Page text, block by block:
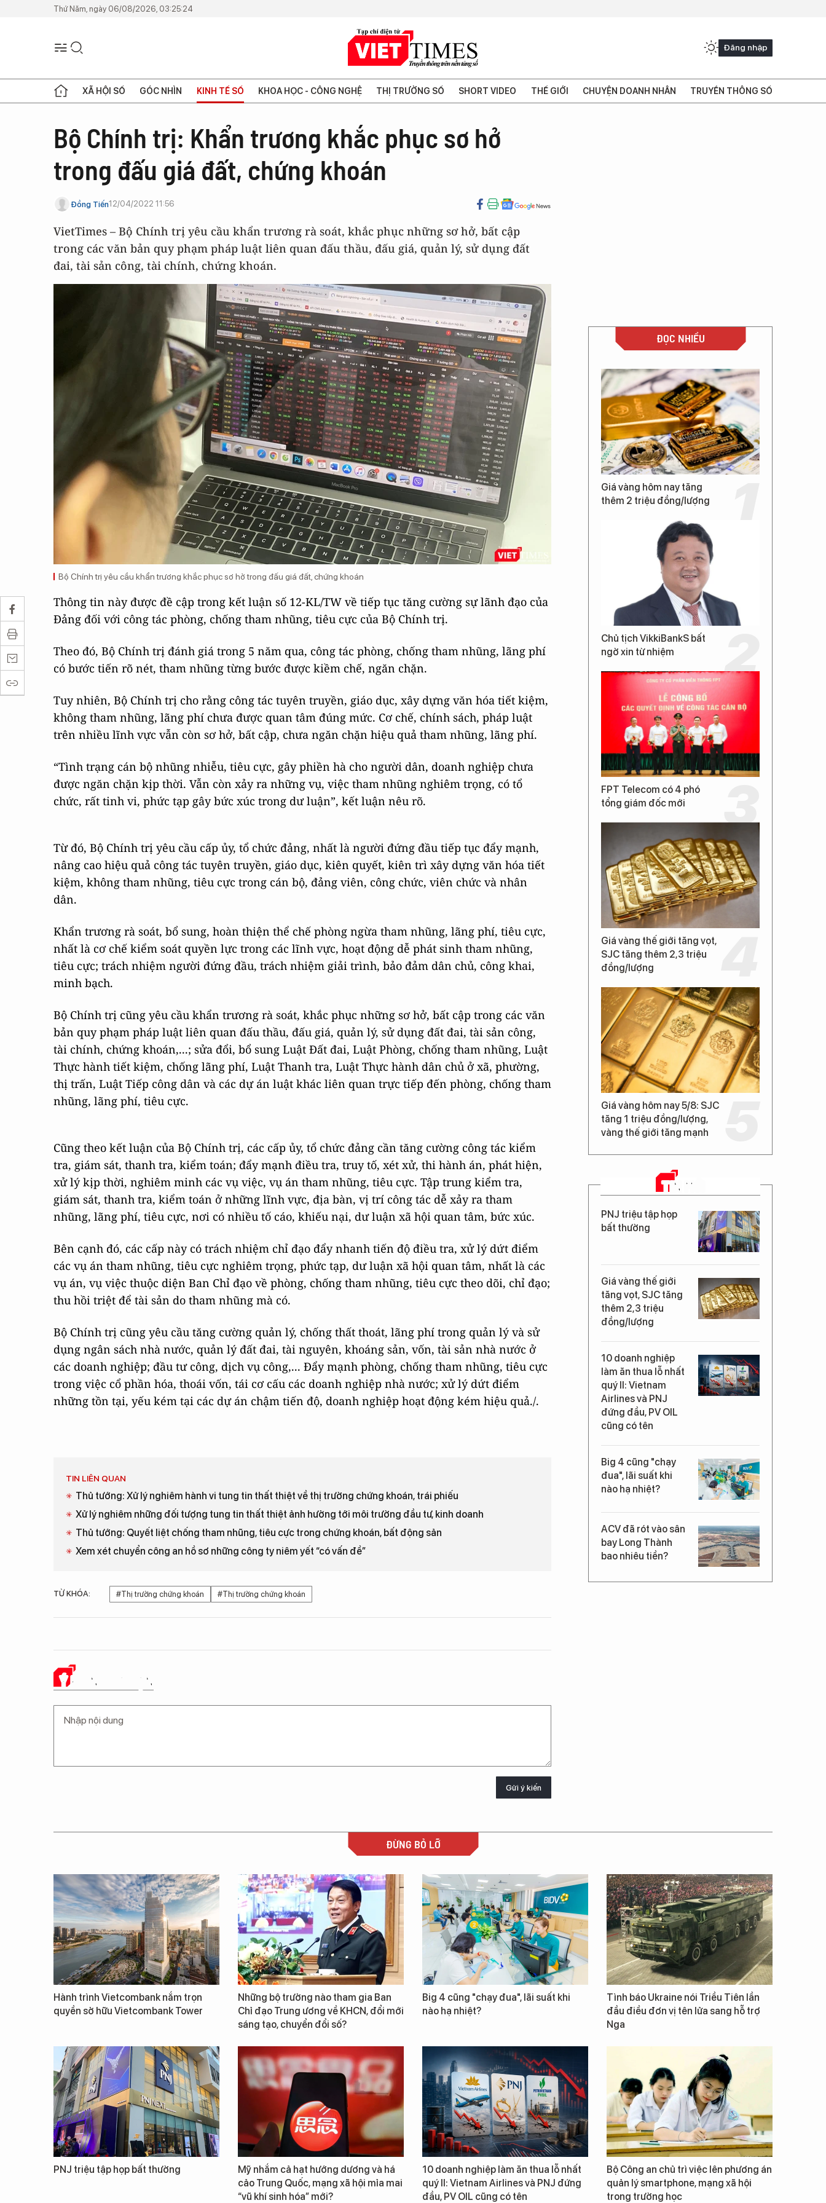
Thứ Năm, ngày 06/08/2026, 03:25:24
Đăng nhập
XÃ HỘI SỐ GÓC NHÌN KINH TẾ SỐ KHOA HỌC - CÔNG NGHỆ THỊ TRƯỜNG SỐ SHORT VIDEO THẾ GIỚI CHUYỆN DOANH NHÂN TRUYỀN THÔNG SỐ
Bộ Chính trị: Khẩn trương khắc phục sơ hở
trong đấu giá đất, chứng khoán
Đồng Tiến12/04/2022 11:56
VietTimes – Bộ Chính trị yêu cầu khẩn trương rà soát, khắc phục những sơ hở, bất cập
trong các văn bản quy phạm pháp luật liên quan đấu thầu, đấu giá, quản lý, sử dụng đất
đai, tài sản công, tài chính, chứng khoán.
Bộ Chính trị yêu cầu khẩn trương khắc phục sơ hở trong đấu giá đất, chứng khoán
Thông tin này được đề cập trong kết luận số 12-KL/TW về tiếp tục tăng cường sự lãnh đạo của
Đảng đối với công tác phòng, chống tham nhũng, tiêu cực của Bộ Chính trị.
Theo đó, Bộ Chính trị đánh giá trong 5 năm qua, công tác phòng, chống tham nhũng, lãng phí
có bước tiến rõ nét, tham nhũng từng bước được kiềm chế, ngăn chặn.
Tuy nhiên, Bộ Chính trị cho rằng công tác tuyên truyền, giáo dục, xây dựng văn hóa tiết kiệm,
không tham nhũng, lãng phí chưa được quan tâm đúng mức. Cơ chế, chính sách, pháp luật
trên nhiều lĩnh vực vẫn còn sơ hở, bất cập, chưa ngăn chặn hiệu quả tham nhũng, lãng phí.
“Tình trạng cán bộ nhũng nhiễu, tiêu cực, gây phiền hà cho người dân, doanh nghiệp chưa
được ngăn chặn kịp thời. Vẫn còn xảy ra những vụ, việc tham nhũng nghiêm trọng, có tổ
chức, rất tinh vi, phức tạp gây bức xúc trong dư luận”, kết luận nêu rõ.
Từ đó, Bộ Chính trị yêu cầu cấp ủy, tổ chức đảng, nhất là người đứng đầu tiếp tục đẩy mạnh,
nâng cao hiệu quả công tác tuyên truyền, giáo dục, kiên quyết, kiên trì xây dựng văn hóa tiết
kiệm, không tham nhũng, tiêu cực trong cán bộ, đảng viên, công chức, viên chức và nhân
dân.
Khẩn trương rà soát, bổ sung, hoàn thiện thể chế phòng ngừa tham nhũng, lãng phí, tiêu cực,
nhất là cơ chế kiểm soát quyền lực trong các lĩnh vực, hoạt động dễ phát sinh tham nhũng,
tiêu cực; trách nhiệm người đứng đầu, trách nhiệm giải trình, bảo đảm dân chủ, công khai,
minh bạch.
Bộ Chính trị cũng yêu cầu khẩn trương rà soát, khắc phục những sơ hở, bất cập trong các văn
bản quy phạm pháp luật liên quan đấu thầu, đấu giá, quản lý, sử dụng đất đai, tài sản công,
tài chính, chứng khoán,...; sửa đổi, bổ sung Luật Đất đai, Luật Phòng, chống tham nhũng, Luật
Thực hành tiết kiệm, chống lãng phí, Luật Thanh tra, Luật Thực hành dân chủ ở xã, phường,
thị trấn, Luật Tiếp công dân và các dự án luật khác liên quan trực tiếp đến phòng, chống tham
nhũng, lãng phí, tiêu cực.
Cũng theo kết luận của Bộ Chính trị, các cấp ủy, tổ chức đảng cần tăng cường công tác kiểm
tra, giám sát, thanh tra, kiểm toán; đẩy mạnh điều tra, truy tố, xét xử, thi hành án, phát hiện,
xử lý kịp thời, nghiêm minh các vụ việc, vụ án tham nhũng, tiêu cực. Tập trung kiểm tra,
giám sát, thanh tra, kiểm toán ở những lĩnh vực, địa bàn, vị trí công tác dễ xảy ra tham
nhũng, lãng phí, tiêu cực, nơi có nhiều tố cáo, khiếu nại, dư luận xã hội quan tâm, bức xúc.
Bên cạnh đó, các cấp này có trách nhiệm chỉ đạo đẩy nhanh tiến độ điều tra, xử lý dứt điểm
các vụ án tham nhũng, tiêu cực nghiêm trọng, phức tạp, dư luận xã hội quan tâm, nhất là các
vụ án, vụ việc thuộc diện Ban Chỉ đạo về phòng, chống tham nhũng, tiêu cực theo dõi, chỉ đạo;
thu hồi triệt để tài sản do tham nhũng mà có.
Bộ Chính trị cũng yêu cầu tăng cường quản lý, chống thất thoát, lãng phí trong quản lý và sử
dụng ngân sách nhà nước, quản lý đất đai, tài nguyên, khoáng sản, vốn, tài sản nhà nước ở
các doanh nghiệp; đầu tư công, dịch vụ công,... Đẩy mạnh phòng, chống tham nhũng, tiêu cực
trong việc cổ phần hóa, thoái vốn, tái cơ cấu các doanh nghiệp nhà nước; xử lý dứt điểm
những tồn tại, yếu kém tại các dự án chậm tiến độ, doanh nghiệp hoạt động kém hiệu quả./.
TIN LIÊN QUAN
Thủ tướng: Xử lý nghiêm hành vi tung tin thất thiệt về thị trường chứng khoán, trái phiếu
Xử lý nghiêm những đối tượng tung tin thất thiệt ảnh hưởng tới môi trường đầu tư, kinh doanh
Thủ tướng: Quyết liệt chống tham nhũng, tiêu cực trong chứng khoán, bất động sản
Xem xét chuyển công an hồ sơ những công ty niêm yết “có vấn đề”
TỪ KHÓA: #Thị trường chứng khoán #Thị trường chứng khoán
Ý KIẾN CỦA BẠN
Gửi ý kiến
ĐỌC NHIỀU
Giá vàng hôm nay tăng
thêm 2 triệu đồng/lượng
Chủ tịch VikkiBankS bất
ngờ xin từ nhiệm
FPT Telecom có 4 phó
tổng giám đốc mới
Giá vàng thế giới tăng vọt,
SJC tăng thêm 2,3 triệu
đồng/lượng
Giá vàng hôm nay 5/8: SJC
tăng 1 triệu đồng/lượng,
vàng thế giới tăng mạnh
TIN MỚI
PNJ triệu tập họp
bất thường
Giá vàng thế giới
tăng vọt, SJC tăng
thêm 2,3 triệu
đồng/lượng
10 doanh nghiệp
làm ăn thua lỗ nhất
quý II: Vietnam
Airlines và PNJ
đứng đầu, PV OIL
cũng có tên
Big 4 cũng "chạy
đua", lãi suất khi
nào hạ nhiệt?
ACV đã rót vào sân
bay Long Thành
bao nhiêu tiền?
ĐỪNG BỎ LỠ
Hành trình Vietcombank nắm trọn
quyền sở hữu Vietcombank Tower
Những bộ trưởng nào tham gia Ban
Chỉ đạo Trung ương về KHCN, đổi mới
sáng tạo, chuyển đổi số?
Big 4 cũng "chạy đua", lãi suất khi
nào hạ nhiệt?
Tình báo Ukraine nói Triều Tiên lần
đầu điều đơn vị tên lửa sang hỗ trợ
Nga
PNJ triệu tập họp bất thường
Mỹ nhắm cả hạt hướng dương và há
cảo Trung Quốc, mạng xã hội mỉa mai
“vũ khí sinh hóa” mới?
10 doanh nghiệp làm ăn thua lỗ nhất
quý II: Vietnam Airlines và PNJ đứng
đầu, PV OIL cũng có tên
Bộ Công an chủ trì việc lên phương án
quản lý smartphone, mạng xã hội
trong trường học